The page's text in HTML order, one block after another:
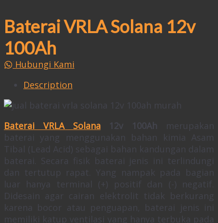
Baterai VRLA Solana 12v
100Ah
Hubungi Kami
Description
Baterai VRLA Solana 12v 100Ah merupakan
baterai yang menggunakan bahan kimia Asam
Tibal (Lead Acid) sebagai bahan kandungan dalam
baterai. Secara fisik baterai jenis ini terlindungi
dan tertutup rapat. Yang nampak pada bagian
luar hanya terminal (+) positif dan (-) negatif.
Didesain agar cairan elektrolit tidak berkurang
karena bocor atau penguapan, baterai jenis ini
memiliki katup ventilasi yang hanya terbuka pada